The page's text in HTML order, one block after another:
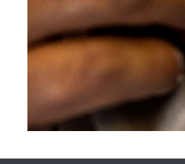
Pots pour sedums et plantes
grasses
dessous de pot
Pots pour plantes
Vasques
Plateau pour sedums